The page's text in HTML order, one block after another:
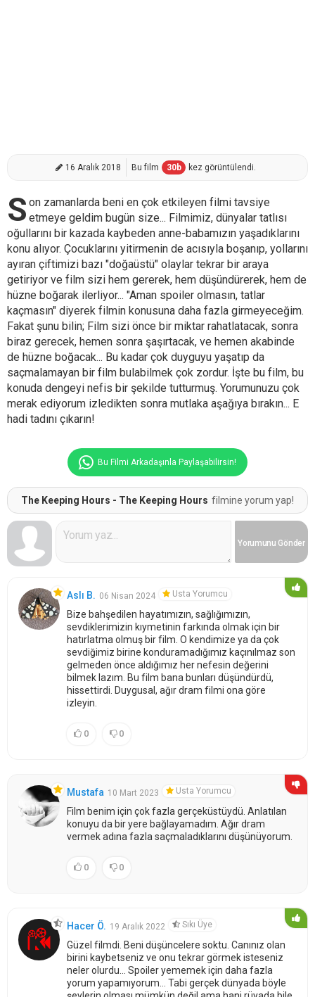
16 Aralık 2018 Bu film 30b kez görüntülendi.
S on zamanlarda beni en çok etkileyen filmi tavsiye
etmeye geldim bugün size... Filmimiz, dünyalar tatlısı
oğullarını bir kazada kaybeden anne-babamızın yaşadıklarını
konu alıyor. Çocuklarını yitirmenin de acısıyla boşanıp, yollarını
ayıran çiftimizi bazı "doğaüstü" olaylar tekrar bir araya
getiriyor ve film sizi hem gererek, hem düşündürerek, hem de
hüzne boğarak ilerliyor... "Aman spoiler olmasın, tatlar
kaçmasın" diyerek filmin konusuna daha fazla girmeyeceğim.
Fakat şunu bilin; Film sizi önce bir miktar rahatlatacak, sonra
biraz gerecek, hemen sonra şaşırtacak, ve hemen akabinde
de hüzne boğacak... Bu kadar çok duyguyu yaşatıp da
saçmalamayan bir film bulabilmek çok zordur. İşte bu film, bu
konuda dengeyi nefis bir şekilde tutturmuş. Yorumunuzu çok
merak ediyorum izledikten sonra mutlaka aşağıya bırakın... E
hadi tadını çıkarın!
Bu Filmi Arkadaşınla Paylaşabilirsin!
The Keeping Hours - The Keeping Hours filmine yorum yap!
Yorumunu Gönder
Aslı B. 06 Nisan 2024 Usta Yorumcu
Bize bahşedilen hayatımızın, sağlığımızın,
sevdiklerimizin kıymetinin farkında olmak için bir
hatırlatma olmuş bir film. O kendimize ya da çok
sevdiğimiz birine konduramadığımız kaçınılmaz son
gelmeden önce aldığımız her nefesin değerini
bilmek lazım. Bu film bana bunları düşündürdü,
hissettirdi. Duygusal, ağır dram filmi ona göre
izleyin.
0 0
Mustafa 10 Mart 2023 Usta Yorumcu
Film benim için çok fazla gerçeküstüydü. Anlatılan
konuyu da bir yere bağlayamadım. Ağır dram
vermek adına fazla saçmaladıklarını düşünüyorum.
0 0
Hacer Ö. 19 Aralık 2022 Sıkı Üye
Güzel filmdi. Beni düşüncelere soktu. Canınız olan
birini kaybetseniz ve onu tekrar görmek isteseniz
neler olurdu... Spoiler yememek için daha fazla
yorum yapamıyorum... Tabi gerçek dünyada böyle